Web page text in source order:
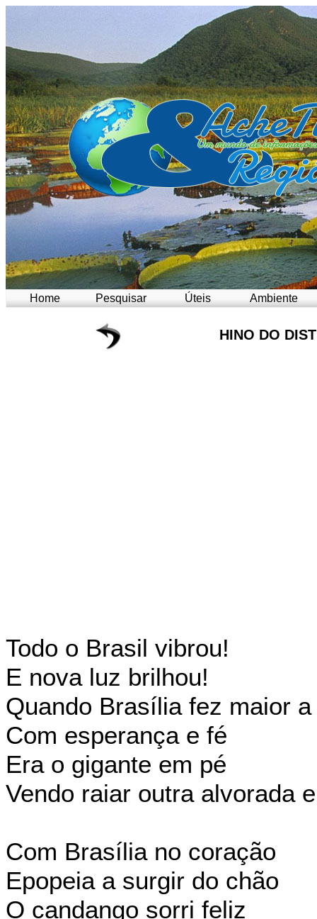
Home Pesquisar Úteis Ambiente
HINO DO
Todo o Brasil vibrou!
E nova luz brilhou!
Quando Brasília fez maior
Com esperança e fé
Era o gigante em pé
Vendo raiar outra alvorada
Com Brasília no coração
Epopeia a surgir do chão
O candango sorri feliz